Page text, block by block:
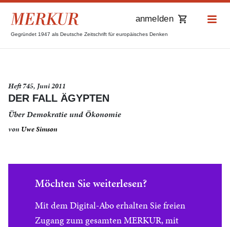
Gegründet 1947 als Deutsche Zeitschrift für europäisches Denken
anmelden
Heft 745, Juni 2011
DER FALL ÄGYPTEN
Über Demokratie und Ökonomie
von Uwe Simson
Möchten Sie weiterlesen?
Mit dem Digital-Abo erhalten Sie freien
Zugang zum gesamten MERKUR, mit